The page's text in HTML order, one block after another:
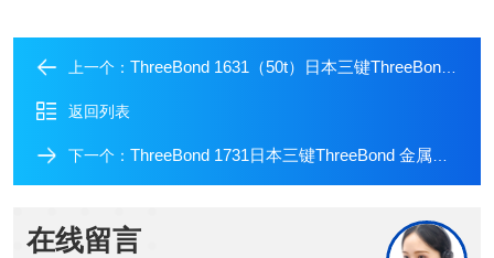
上一个： ThreeBond 1631（50t）日本三键ThreeBond 密封胶 1631（50t）
返回列表
下一个： ThreeBond 1731日本三键ThreeBond 金属胶粘剂 1731
在线留言